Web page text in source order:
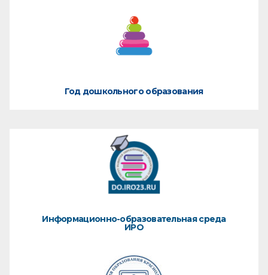
Год дошкольного образования
Информационно-образовательная среда
ИРО